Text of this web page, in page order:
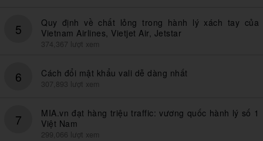
5
Quy định về chất lỏng trong hành lý xách tay của
Vietnam Airlines, Vietjet Air, Jetstar
374,367 lượt xem
6 Cách đổi mật khẩu vali dễ dàng nhất
307,893 lượt xem
7
MIA.vn đạt hàng triệu traffic: vương quốc hành lý số 1
Việt Nam
299,066 lượt xem